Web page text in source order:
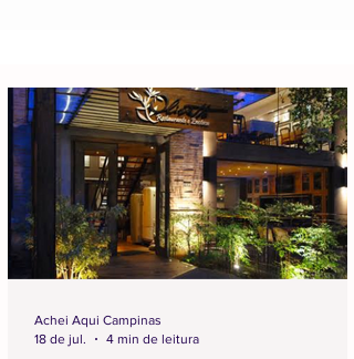
Achei Aqui Campinas
18 de jul.
4 min de leitura